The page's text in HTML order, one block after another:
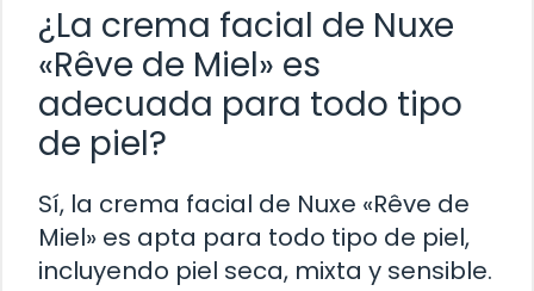
¿La crema facial de Nuxe
«Rêve de Miel» es
adecuada para todo tipo
de piel?
Sí, la crema facial de Nuxe «Rêve de
Miel» es apta para todo tipo de piel,
incluyendo piel seca, mixta y sensible.